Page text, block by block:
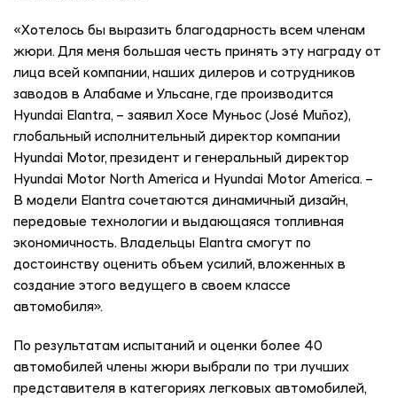
«Хотелось бы выразить благодарность всем членам
жюри. Для меня большая честь принять эту награду от
лица всей компании, наших дилеров и сотрудников
заводов в Алабаме и Ульсане, где производится
Hyundai Elantra, – заявил Хосе Муньос (José Muñoz),
глобальный исполнительный директор компании
Hyundai Motor, президент и генеральный директор
Hyundai Motor North America и Hyundai Motor America. –
В модели Elantra сочетаются динамичный дизайн,
передовые технологии и выдающаяся топливная
экономичность. Владельцы Elantra смогут по
достоинству оценить объем усилий, вложенных в
создание этого ведущего в своем классе
автомобиля».
По результатам испытаний и оценки более 40
автомобилей члены жюри выбрали по три лучших
представителя в категориях легковых автомобилей,